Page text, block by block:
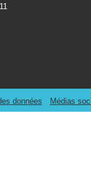
données Médias